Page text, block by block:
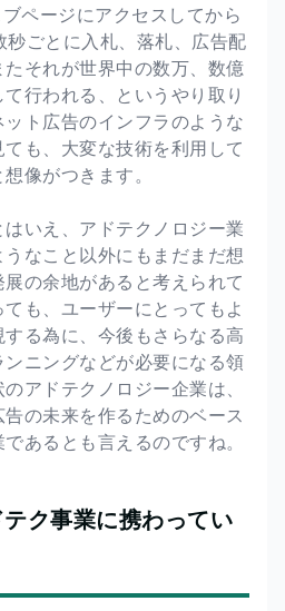
ページにアクセスしてから
ごとに入札、落札、広告配
それが世界中の数万、数億
行われる、というやり取り
ト広告のインフラのような
も、大変な技術を利用して
像がつきます。
いえ、アドテクノロジー業
なこと以外にもまだまだ想
の余地があると考えられて
も、ユーザーにとってもよ
る為に、今後もさらなる高
ニングなどが必要になる領
アドテクノロジー企業は、
の未来を作るためのベース
あるとも言えるのですね。
ク事業に携わってい